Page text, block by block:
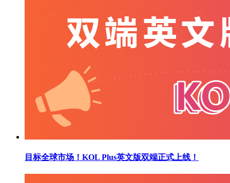
目标全球市场！KOL Plus英文版双端正式上线！